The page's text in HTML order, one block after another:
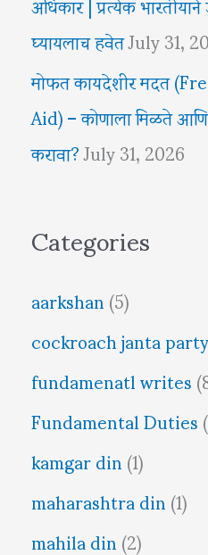
घ्यायलाच हवेतJuly 31,
मोफत कायदेशीर मदत
Aid) – कोणाला मिळते
करावा?July 31, 2026
Categories
aarkshan(5)
cockroach janta party
fundamenatl writes
Fundamental Duties
kamgar din(1)
maharashtra din(1)
mahila din(2)